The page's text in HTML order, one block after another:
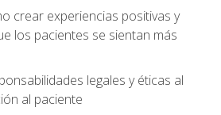
crear experiencias positivas y
los pacientes se sientan más
legales y éticas al
al paciente